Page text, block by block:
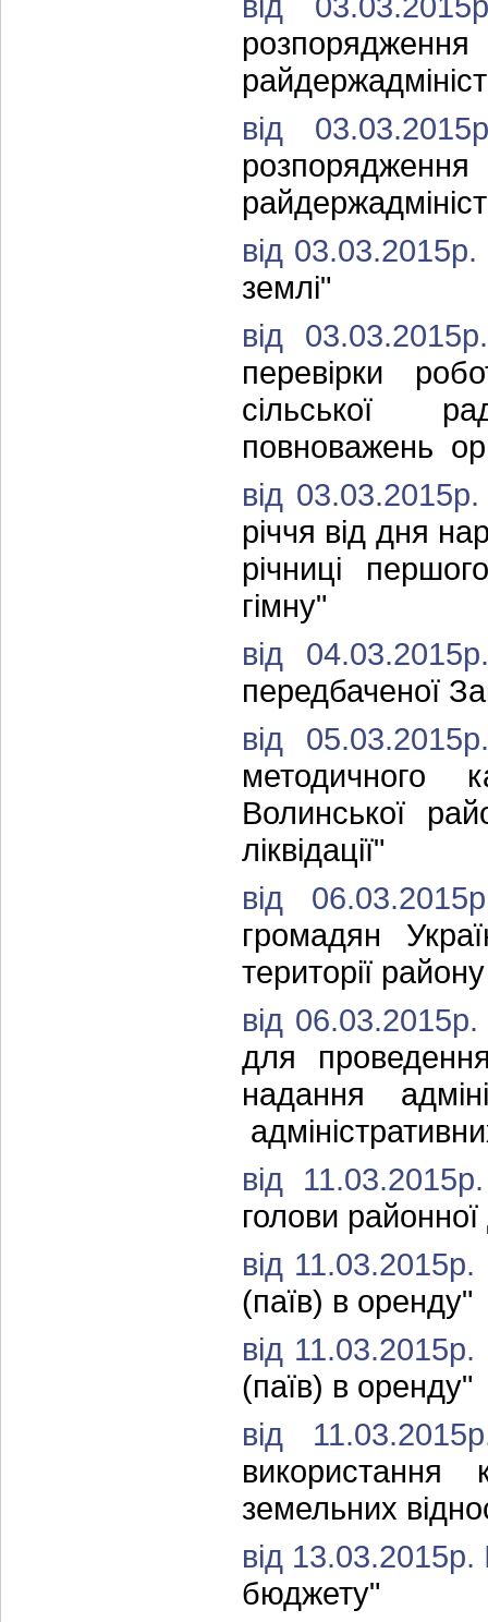
від
від
землі"
від
перевірки
сільської
повноважень
від
річчя від дня
річниці
гімну"
від
передбаченої
від
методичного
Волинської
ліквідації"
від
громадян
території
від
для
надання
від
голови районної
від
(паїв) в оренду"
від
(паїв) в оренду"
від
використання
земельних
від
бюджету"